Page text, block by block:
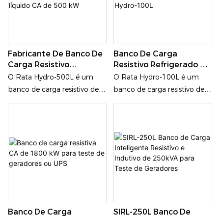
Fabricante De Banco De
Carga Resistivo
Refrigerado A Líquido
CA De 500 KW
O Rata Hydro-500L é um
banco de carga resistivo de
500 kW CA com refrigeração
de potência, proporcionando
testes de carga controlados
para fontes de alimentação
inovador sistema de
refrigeração líquida, que
Banco De Carga
Resistivo Refrigerado A
Líquido CA Rata Hydro-
100L
O Rata Hydro-100L é um
banco de carga resistivo de
100 kW CA com refrigeração
de potência, proporcionando
testes de carga controlados
para fontes de alimentação
inovador sistema de
refrigeração líquida, que
Banco De Carga
SIRL-250L Banco De